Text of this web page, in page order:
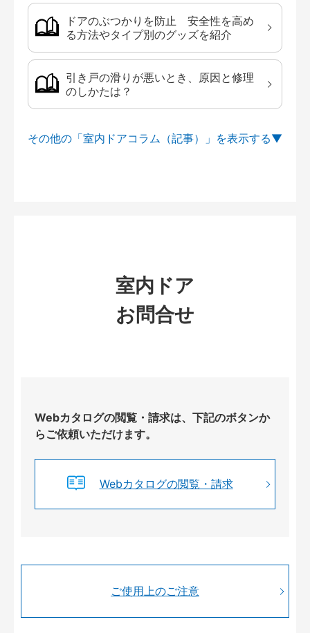
ドアのぶつかりを防止 安全性を高め
る方法やタイプ別のグッズを紹介
引き戸の滑りが悪いとき、原因と修理
のしかたは？
その他の「室内ドアコラム（記事）」を
室内ドア
お問合せ
Webカタログの閲覧・請求は、下記のボタンか
らご依頼いただけます。
Webカタログの閲覧・請求
ご使用上のご注意